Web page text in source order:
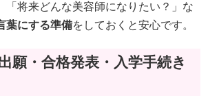
「将来どんな美容師になりたい？」な
葉にする準備をしておくと安心です。
願・合格発表・入学手続き